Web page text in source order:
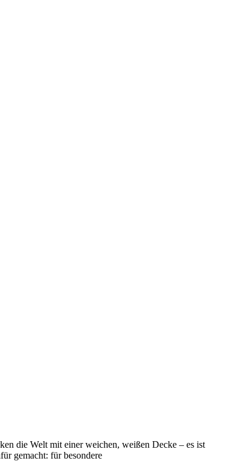
die Welt mit einer weichen, weißen Decke – es ist
gemacht: für besondere